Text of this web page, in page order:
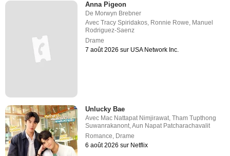
Anna Pigeon
De Morwyn Brebner
AvecTracy Spiridakos, Ronnie Rowe, Manuel
Rodriguez-Saenz
Drame
7 août 2026 sur USA Network Inc.
Unlucky Bae
Avec Mac Nattapat Nimjirawat ,Tham Tupthong
Suwanrakanont ,Aun Napat Patcharachavalit
Romance Drame
6 août 2026 sur Netflix